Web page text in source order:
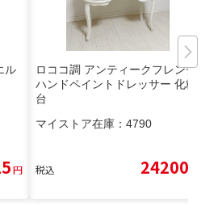
ル
円
ロココ調 アンティークフレンチ
ハンドペイントドレッサー 化粧
台
マイストア在庫： 4790
税込 24200